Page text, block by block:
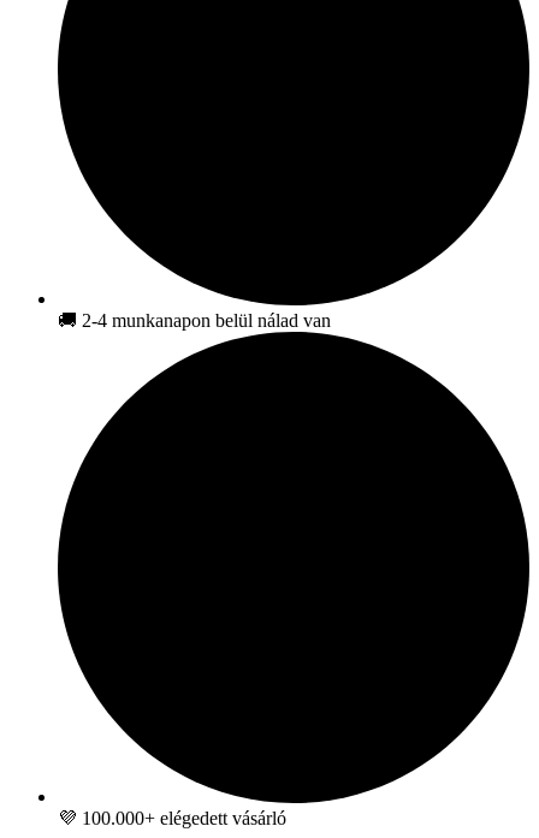
🚚 2-4 munkanapon belül nálad van
💜 100.000+ elégedett vásárló